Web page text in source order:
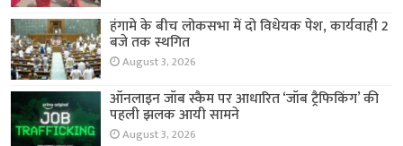
हंगामे के बीच लोकसभा में दो विधेयक पेश, कार्यवाही 2
बजे तक स्थगित
August 3, 2026
ऑनलाइन जॉब स्कैम पर आधारित ‘जॉब ट्रैफिकिंग’ की
पहली झलक आयी सामने
August 3, 2026